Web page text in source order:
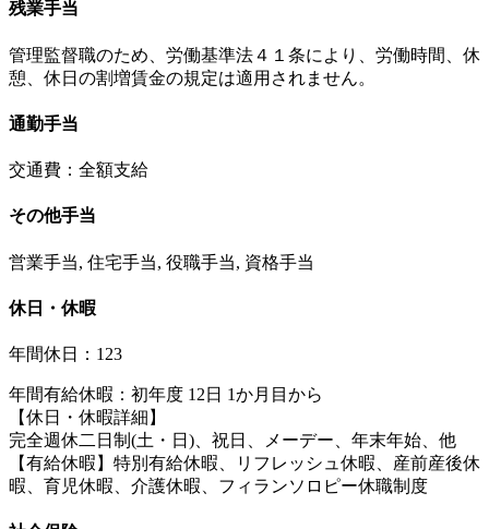
残業手当
管理監督職のため、労働基準法４１条により、労働時間、休
憩、休日の割増賃金の規定は適用されません。
通勤手当
交通費：全額支給
その他手当
営業手当, 住宅手当, 役職手当, 資格手当
休日・休暇
年間休日：123
年間有給休暇：初年度 12日 1か月目から
【休日・休暇詳細】
完全週休二日制(土・日)、祝日、メーデー、年末年始、他
【有給休暇】特別有給休暇、リフレッシュ休暇、産前産後休
暇、育児休暇、介護休暇、フィランソロピー休職制度